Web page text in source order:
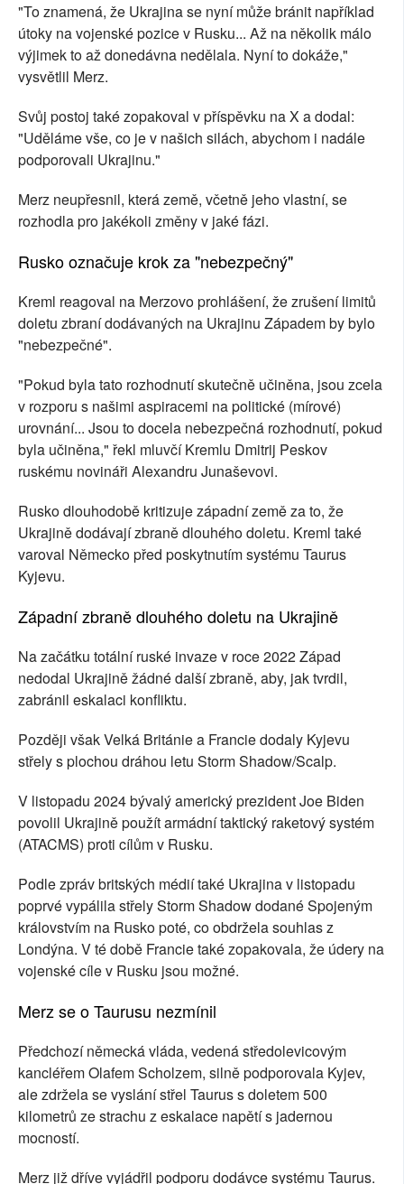
"To znamená, že Ukrajina se nyní může bránit například
útoky na vojenské pozice v Rusku... Až na několik málo
výjimek to až donedávna nedělala. Nyní to dokáže,"
vysvětlil Merz.
Svůj postoj také zopakoval v příspěvku na X a dodal:
"Uděláme vše, co je v našich silách, abychom i nadále
podporovali Ukrajinu."
Merz neupřesnil, která země, včetně jeho vlastní, se
rozhodla pro jakékoli změny v jaké fázi.
Rusko označuje krok za "nebezpečný"
Kreml reagoval na Merzovo prohlášení, že zrušení limitů
doletu zbraní dodávaných na Ukrajinu Západem by bylo
"nebezpečné".
"Pokud byla tato rozhodnutí skutečně učiněna, jsou zcela
v rozporu s našimi aspiracemi na politické (mírové)
urovnání... Jsou to docela nebezpečná rozhodnutí, pokud
byla učiněna," řekl mluvčí Kremlu Dmitrij Peskov
ruskému novináři Alexandru Junaševovi.
Rusko dlouhodobě kritizuje západní země za to, že
Ukrajině dodávají zbraně dlouhého doletu. Kreml také
varoval Německo před poskytnutím systému Taurus
Kyjevu.
Západní zbraně dlouhého doletu na Ukrajině
Na začátku totální ruské invaze v roce 2022 Západ
nedodal Ukrajině žádné další zbraně, aby, jak tvrdil,
zabránil eskalaci konfliktu.
Později však Velká Británie a Francie dodaly Kyjevu
střely s plochou dráhou letu Storm Shadow/Scalp.
V listopadu 2024 bývalý americký prezident Joe Biden
povolil Ukrajině použít armádní taktický raketový systém
(ATACMS) proti cílům v Rusku.
Podle zpráv britských médií také Ukrajina v listopadu
poprvé vypálila střely Storm Shadow dodané Spojeným
královstvím na Rusko poté, co obdržela souhlas z
Londýna. V té době Francie také zopakovala, že údery na
vojenské cíle v Rusku jsou možné.
Merz se o Taurusu nezmínil
Předchozí německá vláda, vedená středolevicovým
kancléřem Olafem Scholzem, silně podporovala Kyjev,
ale zdržela se vyslání střel Taurus s doletem 500
kilometrů ze strachu z eskalace napětí s jadernou
mocností.
Merz již dříve vyjádřil podporu dodávce systému Taurus.